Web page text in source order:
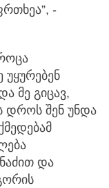
-
უყურებენ
მე გიცავ,
დროს შენ უნდა
და